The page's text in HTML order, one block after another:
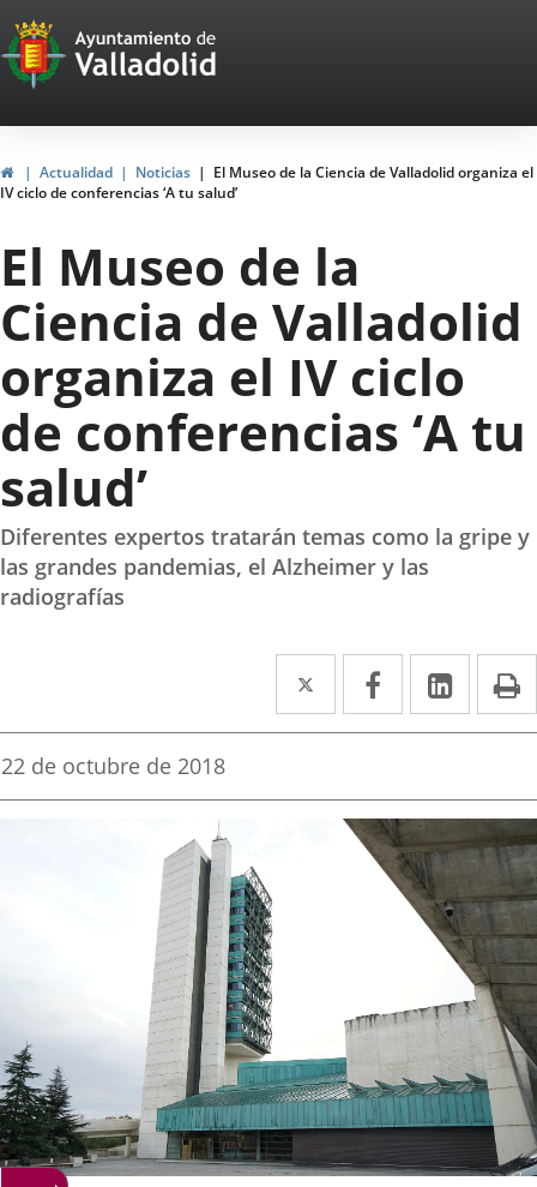
Portal
Web
del
Ayuntamiento
de
Valladolid
HomeActualidad Noticias
El Museo de la Ciencia de Valladolid organiza el
IV ciclo de conferencias ‘A tu salud’
El Museo de la
Ciencia de Valladolid
organiza el IV ciclo
de conferencias ‘A tu
salud’
Diferentes expertos tratarán temas como la gripe y
las grandes pandemias, el Alzheimer y las
radiografías
Twitter
Enlace
a
aplicación
externa.
Facebook
Enlace
a
aplicación
externa.
Enlace
a
Fecha
la
22 de octubre de 2018